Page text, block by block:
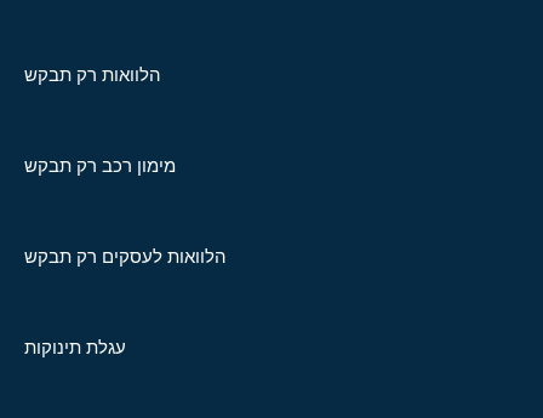
הלוואות רק תבקש
מימון רכב רק תבקש
הלוואות לעסקים רק תבקש
עגלת תינוקות